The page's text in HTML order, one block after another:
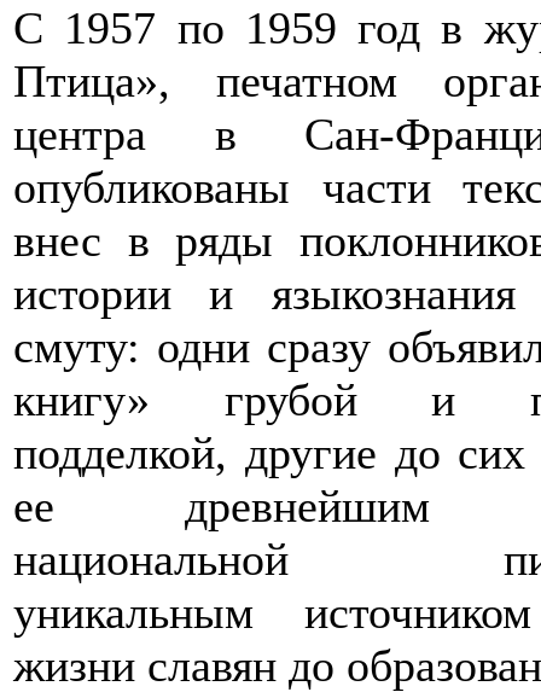
С 1957 по 1959 год в
Птица», печатном
центра в Сан-
опубликованы части
внес в ряды
истории и языкознания
смуту: одни сразу
книгу» грубой и
подделкой, другие до
ее древнейшим
национальной
уникальным
жизни славян до